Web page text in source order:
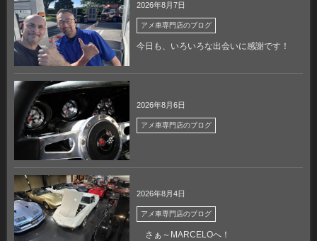
2026年8月7日
アメ車専門店のブログ
今日も、いろいろな出会いに感謝です！
2026年8月6日
アメ車専門店のブログ
2026年8月4日
アメ車専門店のブログ
さぁ～MARCELOへ！